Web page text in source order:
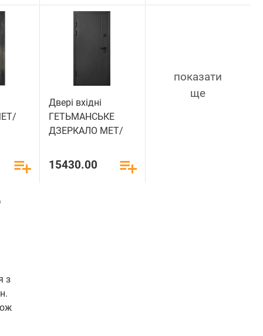
Двері вхідні
ГЕТЬМАНСЬКЕ
ДЗЕРКАЛО МЕТ/
15430.00
показати
ще
з